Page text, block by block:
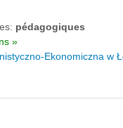
pédagogiques
»
Ekonomiczna w